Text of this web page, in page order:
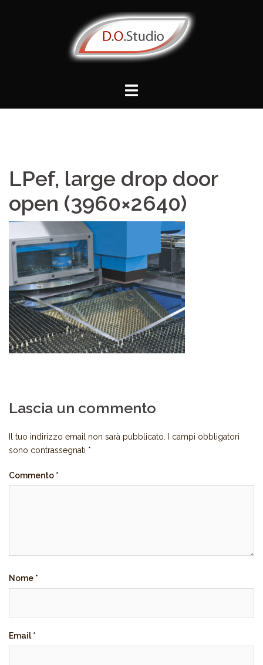
LPef, large drop door
open (3960×2640)
Lascia un commento
Il tuo indirizzo email non sarà pubblicato.
I campi obbligatori
sono contrassegnati *
Commento *
Nome *
Email*